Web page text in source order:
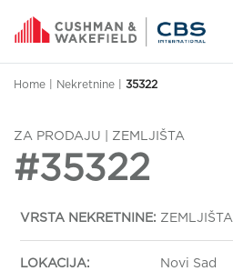
Home Nekretnine 35322
ZA PRODAJU | ZEMLJIŠTA
#35322
VRSTA NEKRETNINE: ZEMLJIŠTA
LOKACIJA: Novi Sad